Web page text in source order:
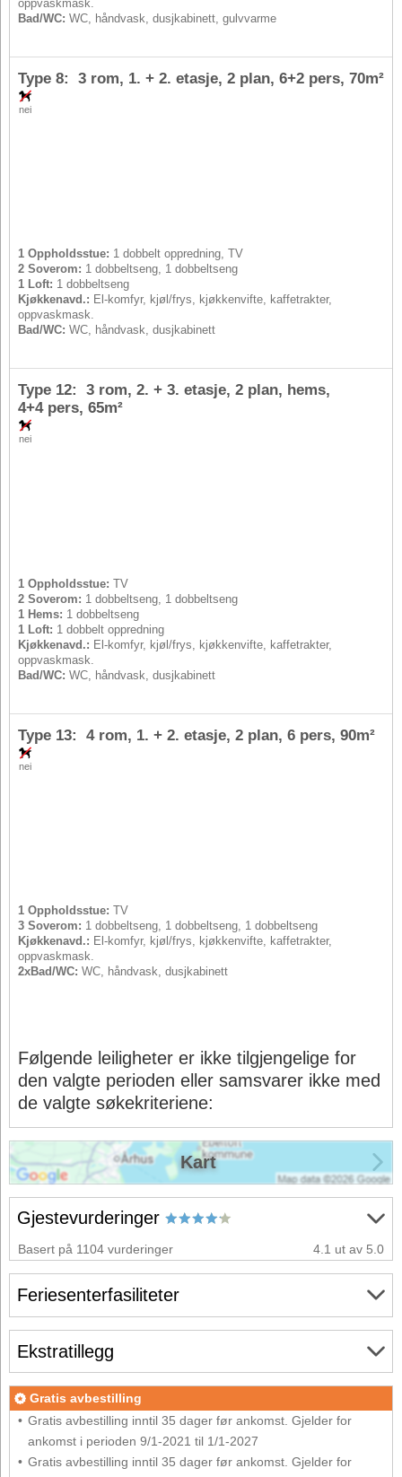
oppvaskmask.
Bad/WC: WC, håndvask, dusjkabinett, gulvvarme
nei
Type 8: 3 rom, 1. + 2. etasje, 2 plan, 6+2 pers, 70m²
1 Oppholdsstue: 1 dobbelt oppredning, TV
2 Soverom: 1 dobbeltseng, 1 dobbeltseng
1 Loft: 1 dobbeltseng
Kjøkkenavd.: El-komfyr, kjøl/frys, kjøkkenvifte, kaffetrakter,
oppvaskmask.
Bad/WC: WC, håndvask, dusjkabinett
nei
Type 12: 3 rom, 2. + 3. etasje, 2 plan, hems,
4+4 pers, 65m²
1 Oppholdsstue: TV
2 Soverom: 1 dobbeltseng, 1 dobbeltseng
1 Hems: 1 dobbeltseng
1 Loft: 1 dobbelt oppredning
Kjøkkenavd.: El-komfyr, kjøl/frys, kjøkkenvifte, kaffetrakter,
oppvaskmask.
Bad/WC: WC, håndvask, dusjkabinett
nei
Type 13: 4 rom, 1. + 2. etasje, 2 plan, 6 pers, 90m²
1 Oppholdsstue: TV
3 Soverom: 1 dobbeltseng, 1 dobbeltseng, 1 dobbeltseng
Kjøkkenavd.: El-komfyr, kjøl/frys, kjøkkenvifte, kaffetrakter,
oppvaskmask.
2xBad/WC: WC, håndvask, dusjkabinett
Følgende leiligheter er ikke tilgjengelige for
den valgte perioden eller samsvarer ikke med
de valgte søkekriteriene:
Gjestevurderinger
Basert på 1104 vurderinger 4.1 ut av 5.0
Feriesenterfasiliteter
Ekstratillegg
Gratis avbestilling
Gratis avbestilling inntil 35 dager før ankomst. Gjelder for
ankomst i perioden 9/1-2021 til 1/1-2027
Gratis avbestilling inntil 35 dager før ankomst. Gjelder for
Kart